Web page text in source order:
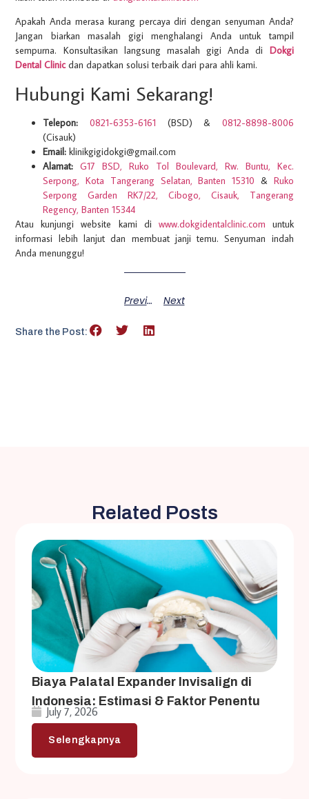
Apakah Anda merasa kurang percaya diri dengan senyuman Anda?
Jangan biarkan masalah gigi menghalangi Anda untuk tampil
sempurna. Konsultasikan langsung masalah gigi Anda di Dokgi
Dental Clinicdan dapatkan solusi terbaik dari para ahli kami.
Hubungi Kami Sekarang!
Telepon: 0821-6353-6161 (BSD) & 0812-8898-8006
(Cisauk)
Email: klinikgigidokgi@gmail.com
Alamat: G17 BSD, Ruko Tol Boulevard, Rw. Buntu, Kec.
Serpong, Kota Tangerang Selatan, Banten 15310 & Ruko
Serpong Garden RK7/22, Cibogo, Cisauk, Tangerang
Regency, Banten 15344
Atau kunjungi website kami di www.dokgidentalclinic.com untuk
informasi lebih lanjut dan membuat janji temu. Senyuman indah
Anda menunggu!
Previous Next
Share the Post:
Related Posts
Biaya Palatal Expander Invisalign di
Indonesia: Estimasi & Faktor Penentu
July 7, 2026
Selengkapnya